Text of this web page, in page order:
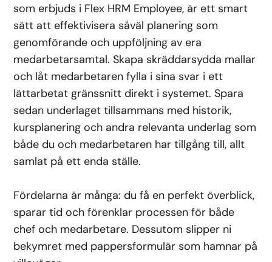
som erbjuds i Flex HRM Employee, är ett smart
sätt att effektivisera såväl planering som
genomförande och uppföljning av era
medarbetarsamtal. Skapa skräddarsydda mallar
och låt medarbetaren fylla i sina svar i ett
lättarbetat gränssnitt direkt i systemet. Spara
sedan underlaget tillsammans med historik,
kursplanering och andra relevanta underlag som
både du och medarbetaren har tillgång till, allt
samlat på ett enda ställe.
Fördelarna är många: du få en perfekt överblick,
sparar tid och förenklar processen för både
chef och medarbetare. Dessutom slipper ni
bekymret med pappersformulär som hamnar på